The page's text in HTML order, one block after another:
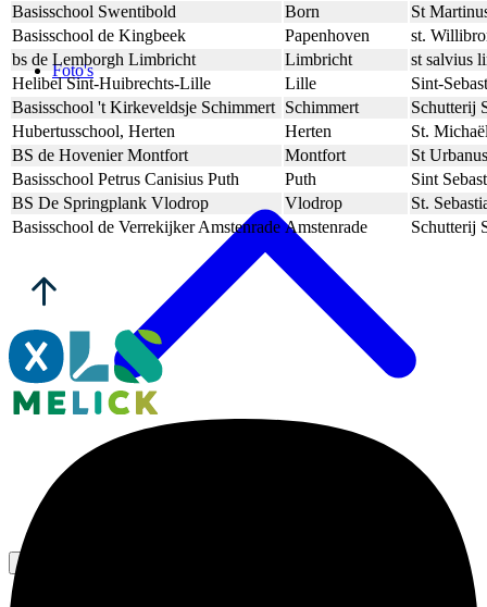
Foto's
Basisschool Swentibold
Born
St
Basisschool de Kingbeek
Papenhoven
st.
bs de Lemborgh Limbricht
Limbricht
st salvius
Helibel Sint-Huibrechts-Lille
Lille
Sint-
Basisschool 't Kirkeveldsje Schimmert Schimmert
Schutterij
Hubertusschool, Herten
Herten
St.
BS de Hovenier Montfort
Montfort
St
Basisschool Petrus Canisius Puth
Puth
Sint
BS De Springplank Vlodrop
Vlodrop
St.
Basisschool de Verrekijker Amstenrade Amstenrade Schutterij